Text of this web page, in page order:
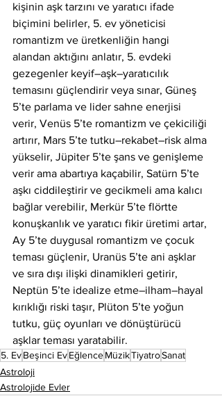
kişinin aşk tarzını ve yaratıcı ifade
biçimini belirler, 5. ev yöneticisi
romantizm ve üretkenliğin hangi
alandan aktığını anlatır, 5. evdeki
gezegenler keyif–aşk–yaratıcılık
temasını güçlendirir veya sınar, Güneş
5’te parlama ve lider sahne enerjisi
verir, Venüs 5’te romantizm ve çekiciliği
artırır, Mars 5’te tutku–rekabet–risk alma
yükselir, Jüpiter 5’te şans ve genişleme
verir ama abartıya kaçabilir, Satürn 5’te
aşkı ciddileştirir ve gecikmeli ama kalıcı
bağlar verebilir, Merkür 5’te flörtte
konuşkanlık ve yaratıcı fikir üretimi artar,
Ay 5’te duygusal romantizm ve çocuk
teması güçlenir, Uranüs 5’te ani aşklar
ve sıra dışı ilişki dinamikleri getirir,
Neptün 5’te idealize etme–ilham–hayal
kırıklığı riski taşır, Plüton 5’te yoğun
tutku, güç oyunları ve dönüştürücü
aşklar teması yaratabilir.
5. EvBeşinci EvEğlenceMüzikTiyatroSanat
Astroloji
Astrolojide Evler